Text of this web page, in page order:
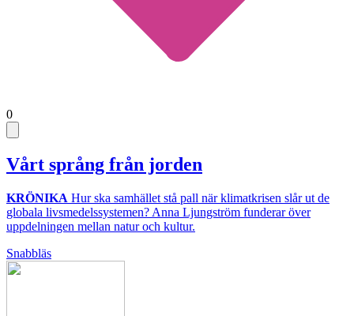
0
Vårt språng från jorden
KRÖNIKA Hur ska samhället stå pall när klimatkrisen slår ut de
globala livsmedelssystemen? Anna Ljungström funderar över
uppdelningen mellan natur och kultur.
Snabbläs